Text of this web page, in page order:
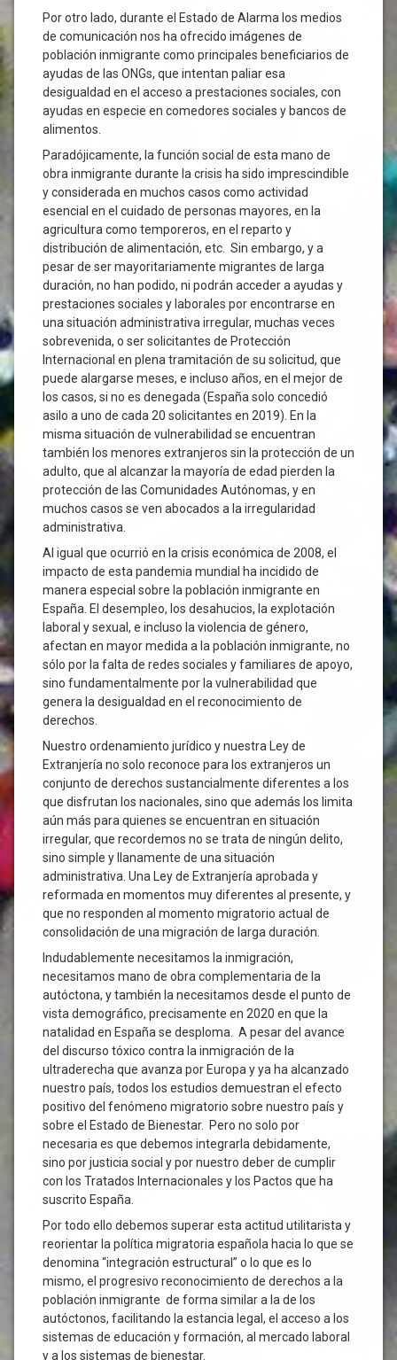
Por otro lado, durante el Estado de Alarma los medios
de comunicación nos ha ofrecido imágenes de
población inmigrante como principales beneficiarios de
ayudas de las ONGs, que intentan paliar esa
desigualdad en el acceso a prestaciones sociales, con
ayudas en especie en comedores sociales y bancos de
alimentos.
Paradójicamente, la función social de esta mano de
obra inmigrante durante la crisis ha sido imprescindible
y considerada en muchos casos como actividad
esencial en el cuidado de personas mayores, en la
agricultura como temporeros, en el reparto y
distribución de alimentación, etc. Sin embargo, y a
pesar de ser mayoritariamente migrantes de larga
duración, no han podido, ni podrán acceder a ayudas y
prestaciones sociales y laborales por encontrarse en
una situación administrativa irregular, muchas veces
sobrevenida, o ser solicitantes de Protección
Internacional en plena tramitación de su solicitud, que
puede alargarse meses, e incluso años, en el mejor de
los casos, si no es denegada (España solo concedió
asilo a uno de cada 20 solicitantes en 2019). En la
misma situación de vulnerabilidad se encuentran
también los menores extranjeros sin la protección de un
adulto, que al alcanzar la mayoría de edad pierden la
protección de las Comunidades Autónomas, y en
muchos casos se ven abocados a la irregularidad
administrativa.
Al igual que ocurrió en la crisis económica de 2008, el
impacto de esta pandemia mundial ha incidido de
manera especial sobre la población inmigrante en
España. El desempleo, los desahucios, la explotación
laboral y sexual, e incluso la violencia de género,
afectan en mayor medida a la población inmigrante, no
sólo por la falta de redes sociales y familiares de apoyo,
sino fundamentalmente por la vulnerabilidad que
genera la desigualdad en el reconocimiento de
derechos.
Nuestro ordenamiento jurídico y nuestra Ley de
Extranjería no solo reconoce para los extranjeros un
conjunto de derechos sustancialmente diferentes a los
que disfrutan los nacionales, sino que además los limita
aún más para quienes se encuentran en situación
irregular, que recordemos no se trata de ningún delito,
sino simple y llanamente de una situación
administrativa. Una Ley de Extranjería aprobada y
reformada en momentos muy diferentes al presente, y
que no responden al momento migratorio actual de
consolidación de una migración de larga duración.
Indudablemente necesitamos la inmigración,
necesitamos mano de obra complementaria de la
autóctona, y también la necesitamos desde el punto de
vista demográfico, precisamente en 2020 en que la
natalidad en España se desploma. A pesar del avance
del discurso tóxico contra la inmigración de la
ultraderecha que avanza por Europa y ya ha alcanzado
nuestro país, todos los estudios demuestran el efecto
positivo del fenómeno migratorio sobre nuestro país y
sobre el Estado de Bienestar. Pero no solo por
necesaria es que debemos integrarla debidamente,
sino por justicia social y por nuestro deber de cumplir
con los Tratados Internacionales y los Pactos que ha
suscrito España.
Por todo ello debemos superar esta actitud utilitarista y
reorientar la política migratoria española hacia lo que se
denomina “integración estructural” o lo que es lo
mismo, el progresivo reconocimiento de derechos a la
población inmigrante de forma similar a la de los
autóctonos, facilitando la estancia legal, el acceso a los
sistemas de educación y formación, al mercado laboral
y a los sistemas de bienestar.